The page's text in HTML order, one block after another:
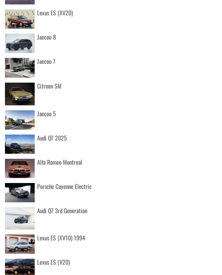
Lexus ES (XV20)
Jaecoo 8
Jaecoo 7
Citroen SM
Jaecoo 5
Audi Q7 2025
Alfa Romeo Montreal
Porsche Cayenne Electric
Audi Q7 3rd Generation
Lexus ES (XV10) 1994
Lexus ES (V20)